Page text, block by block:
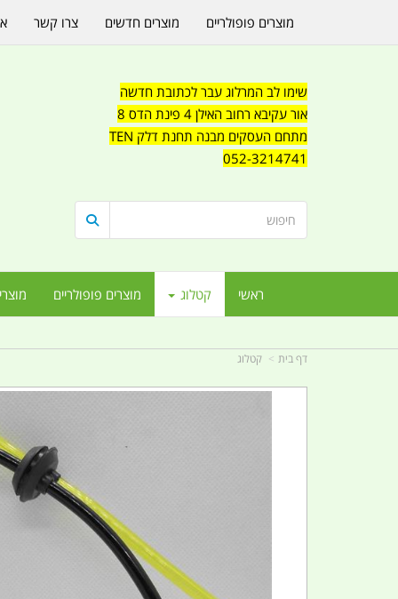
שימו לב המרלוג עבר לכתובת חדשה
אור עקיבא רחוב האילן 4 פינת הדס 8
מתחם העסקים מבנה תחנת דלק TEN
052-3214741
ראשי קטלוג מוצרים פופולריים
מוצרים פופולריים מוצרים חדשים צרו קשר
דף בית קטלוג